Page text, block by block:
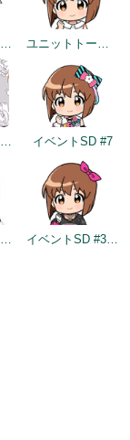
ユニットトークイメージ（2021-07-29～）
イベントSD #7
イベントSD #383